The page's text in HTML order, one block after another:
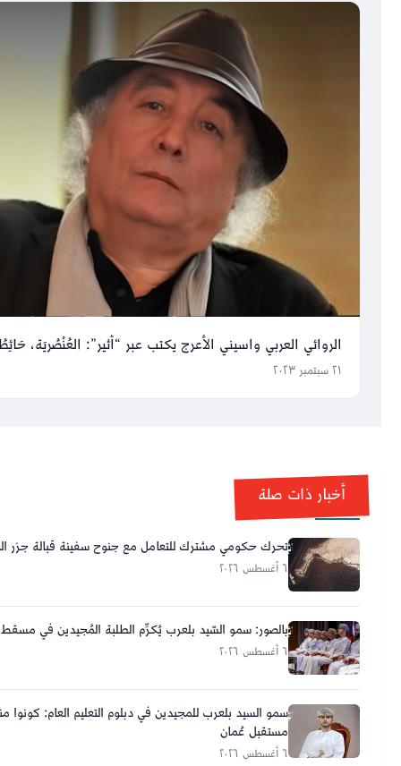
الروائي العربي واسيني الأعرج يكتب عبر “أثير”: العُنْصُريَة،
٢١ سبتمبر ٢٠٢٣
أخبار ذات صلة
تحرك حكومي مشترك للتعامل مع جنوح سفينة قبالة جزر
٦ أغسطس ٢٠٢٦
بالصور: سمو السّيد بلعرب يُكرِّم الطلبة المُجيدين في مسقط
٦ أغسطس ٢٠٢٦
سمو السيد بلعرب للمجيدين في دبلوم التعليم العام: كونوا
مستقبل عُمان
٦ أغسطس ٢٠٢٦